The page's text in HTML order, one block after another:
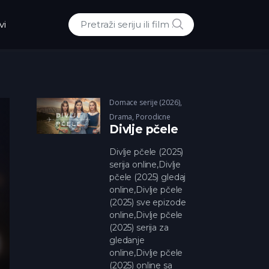
Traži:
POTRAZI
Domace serije (2026),
Drama, Porodicne
Divlje pčele
Divlje pčele (2025)
serija online,Divlje
pčele (2025) gledaj
online,Divlje pčele
(2025) sve epizode
online,Divlje pčele
(2025) serija za
gledanje
online,Divlje pčele
(2025) online sa